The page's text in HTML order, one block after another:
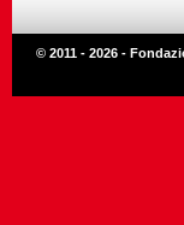
© 2011 - 2026 -